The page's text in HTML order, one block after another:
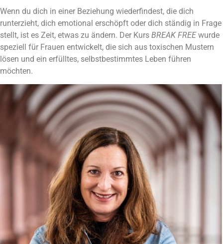
Wenn du dich in einer Beziehung wiederfindest, die dich
runterzieht, dich emotional erschöpft oder dich ständig in Frage
stellt, ist es Zeit, etwas zu ändern. Der Kurs BREAK FREEwurde
speziell für Frauen entwickelt, die sich aus toxischen Mustern
lösen und ein erfülltes, selbstbestimmtes Leben führen
möchten.
WARUM BREAK FREE?
In toxischen Beziehungen verlieren wir oft unser
Selbstwertgefühl, unsere innere Stärke und die Kontrolle über
unser eigenes Leben. Diese Dynamiken können tiefgreifende
Auswirkungen auf unser emotionales, psychisches und sogar
physisches Wohlbefinden haben.BREAK FREEhilft dir, den
ersten Schritt in die Freiheit zu gehen und dich aus diesen
schädlichen Mustern zu befreien.
jetzt anmelden